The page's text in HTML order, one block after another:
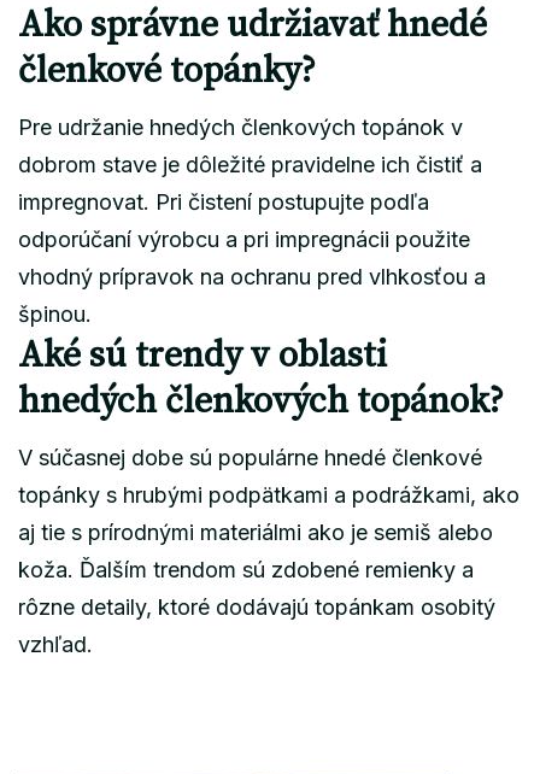
Ako správne udržiavať hnedé
členkové topánky?
Pre udržanie hnedých členkových topánok v
dobrom stave je dôležité pravidelne ich čistiť a
impregnovat. Pri čistení postupujte podľa
odporúčaní výrobcu a pri impregnácii použite
vhodný prípravok na ochranu pred vlhkosťou a
špinou.
Aké sú trendy v oblasti
hnedých členkových topánok?
V súčasnej dobe sú populárne hnedé členkové
topánky s hrubými podpätkami a podrážkami, ako
aj tie s prírodnými materiálmi ako je semiš alebo
koža. Ďalším trendom sú zdobené remienky a
rôzne detaily, ktoré dodávajú topánkam osobitý
vzhľad.